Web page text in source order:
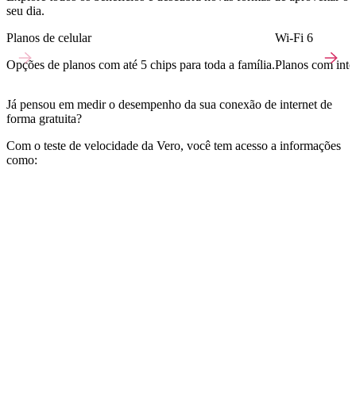
seu dia.
Planos de celular
Opções de planos com até 5 chips para toda a família.
Wi-Fi 6
Planos com
Já pensou em medir o desempenho da sua conexão de internet de
forma gratuita?
Com o teste de velocidade da Vero, você tem acesso a informações
como: